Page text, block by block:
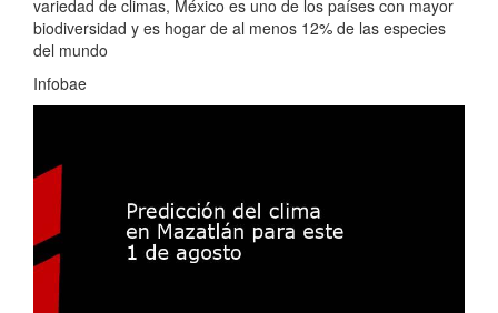
variedad de climas, México es uno de los países con mayor
biodiversidad y es hogar de al menos 12% de las especies
del mundo
Infobae